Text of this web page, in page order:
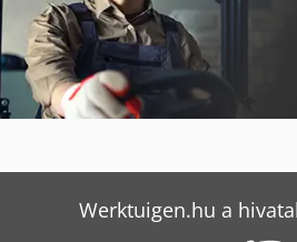
Werktuigen.hu a